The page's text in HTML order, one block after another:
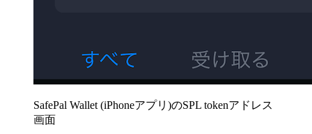
SafePal Wallet (iPhoneアプリ)のSPL tokenアドレス
画面